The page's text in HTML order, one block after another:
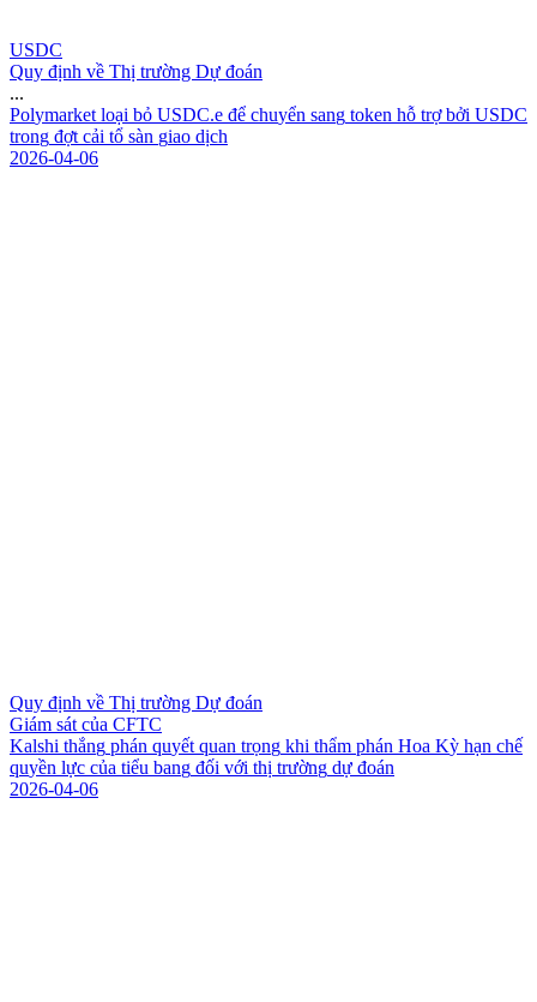
USDC
Quy định về Thị trường Dự đoán
...
Polymarket loại bỏ USDC.e để chuyển sang token hỗ trợ bởi USDC
trong đợt cải tổ sàn giao dịch
2026-04-06
Quy định về Thị trường Dự đoán
Giám sát của CFTC
Kalshi thắng phán quyết quan trọng khi thẩm phán Hoa Kỳ hạn chế
quyền lực của tiểu bang đối với thị trường dự đoán
2026-04-06